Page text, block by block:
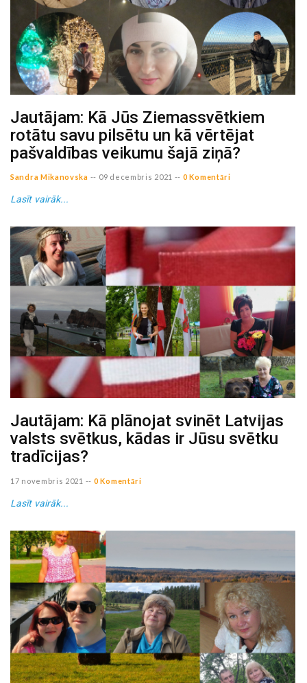
Jautājam: Kā Jūs Ziemassvētkiem
rotātu savu pilsētu un kā vērtējat
pašvaldības veikumu šajā ziņā?
Sandra Mikanovska -- 09 decembris 2021 -- 0 Komentāri
Lasīt vairāk...
Jautājam: Kā plānojat svinēt Latvijas
valsts svētkus, kādas ir Jūsu svētku
tradīcijas?
17 novembris 2021 -- 0 Komentāri
Lasīt vairāk...